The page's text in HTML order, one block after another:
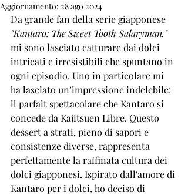
Aggiornamento: 28 ago 2024
Da grande fan della serie giapponese
"Kantaro: The Sweet Tooth Salaryman,"
mi sono lasciato catturare dai dolci
intricati e irresistibili che spuntano in
ogni episodio. Uno in particolare mi
ha lasciato un’impressione indelebile:
il parfait spettacolare che Kantaro si
concede da Kajitsuen Libre. Questo
dessert a strati, pieno di sapori e
consistenze diverse, rappresenta
perfettamente la raffinata cultura dei
dolci giapponesi. Ispirato dall'amore di
Kantaro per i dolci, ho deciso di